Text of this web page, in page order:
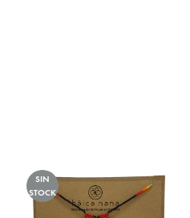
SIN
STOCK